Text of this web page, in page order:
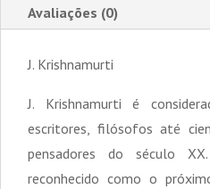
Avaliações (0)
J. Krishnamurti
J. Krishnamurti é
escritores, filósofos até
pensadores do século
reconhecido como o